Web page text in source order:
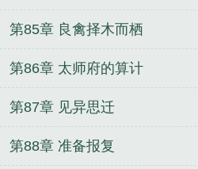
第85章 良禽择木而栖
第86章 太师府的算计
第87章 见异思迁
第88章 准备报复